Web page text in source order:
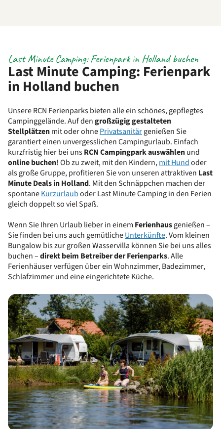
Last Minute Camping: Ferienpark
in Holland buchen
Last Minute Camping: Ferienpark in Holland buchen
Unsere RCN Ferienparks bieten alle ein schönes, gepflegtes
Campinggelände. Auf dengroßzügig gestalteten
Stellplätzenmit oder ohnePrivatsanitärgenießen Sie
garantiert einen unvergesslichen Campingurlaub. Einfach
kurzfristig hier bei unsRCN Campingpark auswählenund
online buchen! Ob zu zweit, mit den Kindern,mit Hundoder
als große Gruppe, profitieren Sie von unseren attraktiven Last
Minute Deals in Holland. Mit den Schnäppchen machen der
spontaneKurzurlauboder Last Minute Camping in den Ferien
gleich doppelt so viel Spaß.
Wenn Sie Ihren Urlaub lieber in einem Ferienhausgenießen –
Sie finden bei uns auch gemütlicheUnterkünfte. Vom kleinen
Bungalow bis zur großen Wasservilla können Sie bei uns alles
buchen –direkt beim Betreiber der Ferienparks. Alle
Ferienhäuser verfügen über ein Wohnzimmer, Badezimmer,
Schlafzimmer und eine eingerichtete Küche.